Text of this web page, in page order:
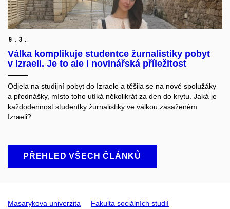
9. 3.
Válka komplikuje studentce žurnalistiky pobyt
v Izraeli. Je to ale i novinářská příležitost
Odjela na studijní pobyt do Izraele a těšila se na nové spolužáky
a přednášky, místo toho utíká několikrát za den do krytu. Jaká je
každodennost studentky žurnalistiky ve válkou zasaženém
Izraeli?
PŘEHLED VŠECH ČLÁNKŮ
Masarykova univerzita Fakulta sociálních studií